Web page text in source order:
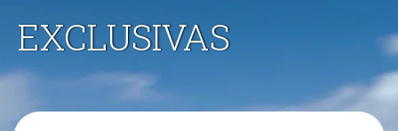
EXCLUSIVAS
Email